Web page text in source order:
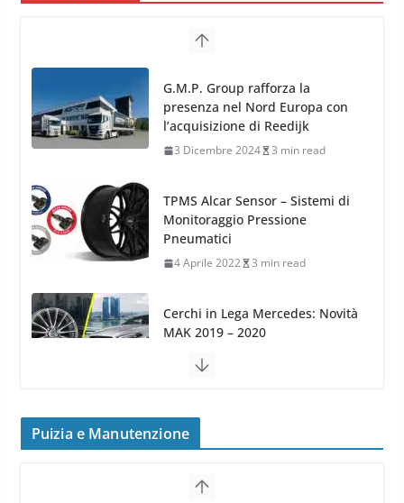
TPMS Alcar Sensor – Sistemi di
Monitoraggio Pressione
Pneumatici
4 Aprile 2022 3 min read
Cerchi in Lega Mercedes: Novità
MAK 2019 – 2020
16 Settembre 2019
MAK FIVESTAR (2019)
24 Luglio 2019 1 min read
8 Aprile 2026 7 min read
Puizia e Manutenzione